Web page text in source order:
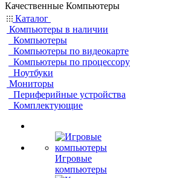
Качественные Компьютеры
Каталог
Компьютеры в наличии
Компьютеры
Компьютеры по видеокарте
Компьютеры по процессору
Ноутбуки
Мониторы
Периферийные устройства
Комплектующие
Игровые
компьютеры